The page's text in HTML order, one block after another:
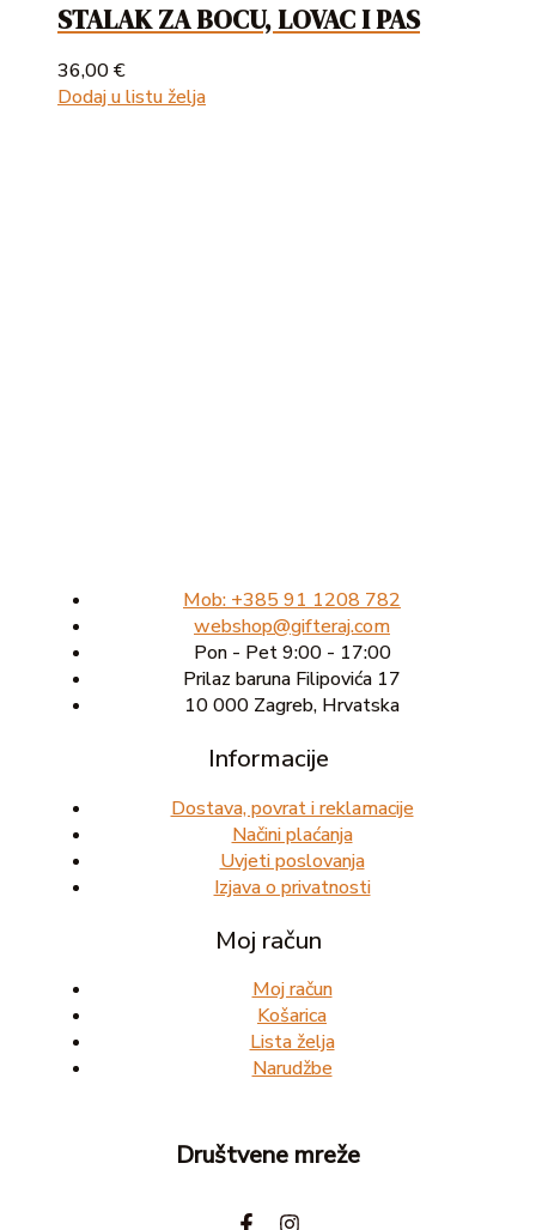
STALAK ZA BOCU, LOVAC I PAS
36,00€
Dodaj u listu želja
Mob: +385 91 1208 782
webshop@gifteraj.com
Pon - Pet 9:00 - 17:00
Prilaz baruna Filipovića 17
10 000 Zagreb, Hrvatska
Informacije
Dostava, povrat i reklamacije
Načini plaćanja
Uvjeti poslovanja
Izjava o privatnosti
Moj račun
Moj račun
Košarica
Lista želja
Narudžbe
Društvene mreže